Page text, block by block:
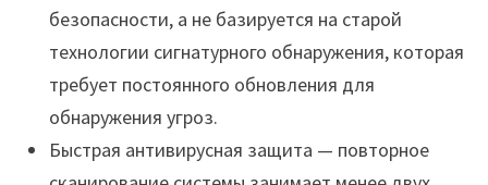
безопасности, а не базируется на старой
технологии сигнатурного обнаружения, которая
требует постоянного обновления для
обнаружения угроз.
Быстрая антивирусная защита — повторное